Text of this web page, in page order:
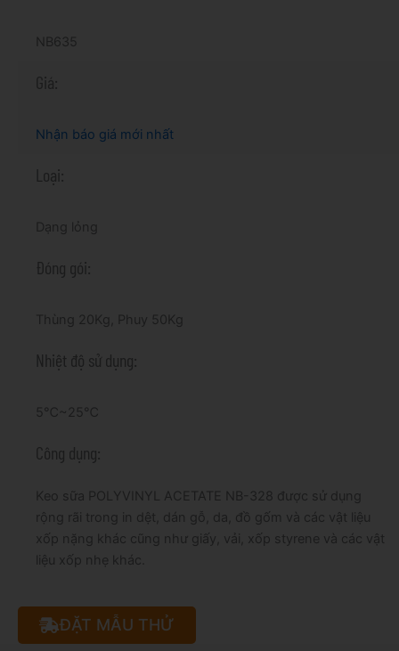
NB635
Giá:
Nhận báo giá mới nhất
Loại:
Dạng lỏng
Đóng gói:
Thùng 20Kg, Phuy 50Kg
Nhiệt độ sử dụng:
5℃~25℃
Công dụng:
Keo sữa POLYVINYL ACETATE NB-328 được sử dụng
rộng rãi trong in dệt, dán gỗ, da, đồ gốm và các vật liệu
xốp nặng khác cũng như giấy, vải, xốp styrene và các vật
liệu xốp nhẹ khác.
ĐẶT MẪU THỬ